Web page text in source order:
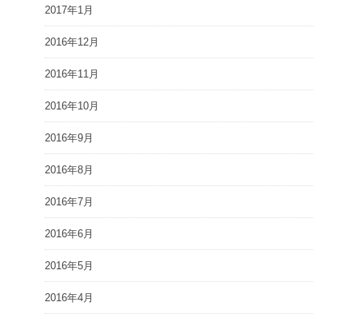
2017年1月
2016年12月
2016年11月
2016年10月
2016年9月
2016年8月
2016年7月
2016年6月
2016年5月
2016年4月